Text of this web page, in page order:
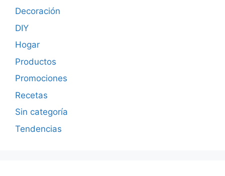
Decoración
DIY
Hogar
Productos
Promociones
Recetas
Sin categoría
Tendencias